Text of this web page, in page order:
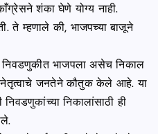
शंका घेणे योग्य नाही.
ते म्हणाले की, भाजपच्या बाजूने
निवडणुकीत भाजपला असेच निकाल
नेतृत्वाचे जनतेने कौतुक केले आहे. या
निवडणुकांच्या निकालांसाठी ही